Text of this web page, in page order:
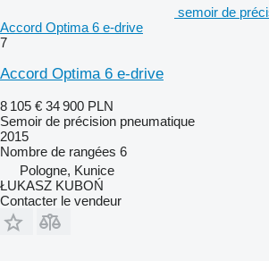
semoir de
Accord Optima 6 e-drive
7
Accord Optima 6 e-drive
8 105 € 34 900 PLN
Semoir de précision pneumatique
2015
Nombre de rangées 6
Pologne, Kunice
ŁUKASZ KUBOŃ
Contacter le vendeur